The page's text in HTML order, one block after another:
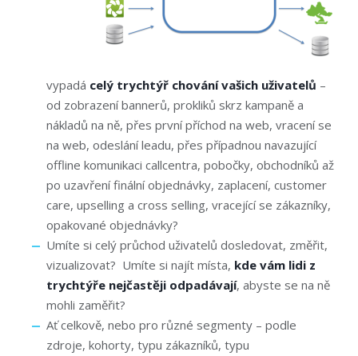
vypadá celý trychtýř chování vašich uživatelů –
od zobrazení bannerů, prokliků skrz kampaně a
nákladů na ně, přes první příchod na web, vracení se
na web, odeslání leadu, přes případnou navazující
offline komunikaci callcentra, pobočky, obchodníků až
po uzavření finální objednávky, zaplacení, customer
care, upselling a cross selling, vracející se zákazníky,
opakované objednávky?
Umíte si celý průchod uživatelů dosledovat, změřit,
vizualizovat? Umíte si najít místa, kde vám lidi z
trychtýře nejčastěji odpadávají, abyste se na ně
mohli zaměřit?
Ať celkově, nebo pro různé segmenty – podle
zdroje, kohorty, typu zákazníků, typu